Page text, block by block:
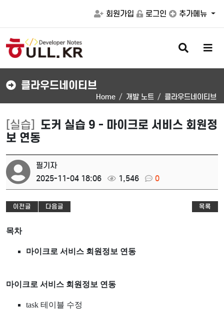
회원가입 로그인 추가메뉴
검
색
버
메
버
클라우드네이티브
Home 개발 노트 클라우드네이티브
[실습] 도커 실습 9 - 마이크로 서비스 회원정
보 연동
필기자
2025-11-04 18:06
1,546 0
이전글 다음글 목록
목차
마이크로 서비스 회원정보 연동
마이크로 서비스 회원정보 연동
task 테이블 수정